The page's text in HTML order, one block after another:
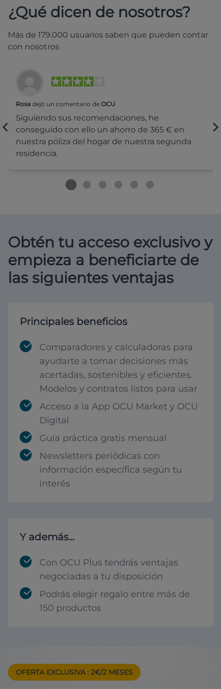
¿Qué dicen de nosotros?
Más de 179.000 usuarios saben que pueden contar
con nosotros
Rosa dejó un comentario de OCU
Siguiendo sus recomendaciones, he
conseguido con ello un ahorro de 365 € en
nuestra póliza del hogar de nuestra segunda
residencia.
Obtén tu acceso exclusivo y
empieza a beneficiarte de
las siguientes ventajas
Principales beneficios
Comparadores y calculadoras para
ayudarte a tomar decisiones más
acertadas, sostenibles y eficientes.
Modelos y contratos listos para usar
Acceso a la App OCU Market y OCU
Digital
Guía práctica gratis mensual
Newsletters periódicas con
información específica según tu
interés
Y además...
Con OCU Plus tendrás ventajas
negociadas a tu disposición
Podrás elegir regalo entre más de
150 productos
OFERTA EXCLUSIVA : 2€/2 MESES